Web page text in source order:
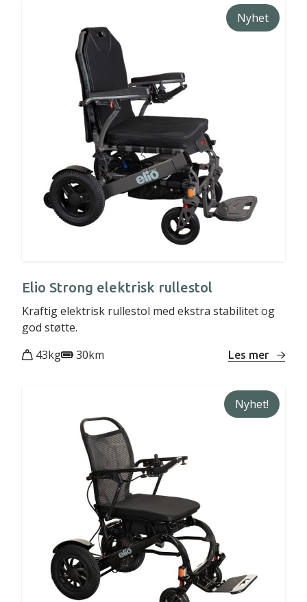
Nyhet
Elio Strong elektrisk rullestol
Kraftig elektrisk rullestol med ekstra stabilitet og
god støtte.
43kg
30km Les mer
Nyhet!